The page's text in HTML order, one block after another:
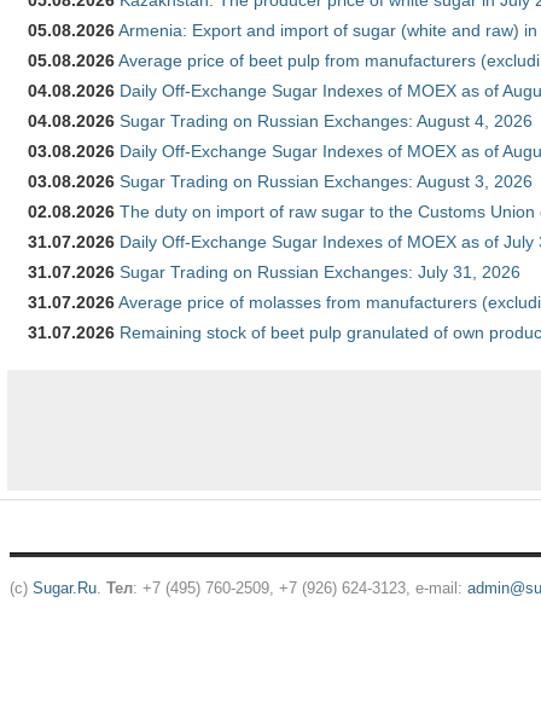
05.08.2026Armenia: Export and import of sugar (white and raw)
05.08.2026Average price of beet pulp from manufacturers
04.08.2026 Daily Off-Exchange Sugar Indexes of MOEX as of
04.08.2026 Sugar Trading on Russian Exchanges: August 4, 2026
03.08.2026 Daily Off-Exchange Sugar Indexes of MOEX as of
03.08.2026 Sugar Trading on Russian Exchanges: August 3, 2026
02.08.2026 The duty on import of raw sugar to the Customs
31.07.2026 Daily Off-Exchange Sugar Indexes of MOEX as of July
31.07.2026 Sugar Trading on Russian Exchanges: July 31, 2026
31.07.2026Average price of molasses from manufacturers
31.07.2026 Remaining stock of beet pulp granulated of own
(c) Sugar.Ru. Тел: +7 (495) 760-2509, +7 (926) 624-3123, e-mail: